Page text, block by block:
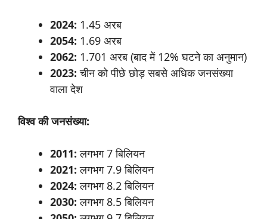
2024: 1.45 अरब
2054: 1.69 अरब
2062: 1.701 अरब (बाद में 12% घटने का अनुमान)
2023: चीन को पीछे छोड़ सबसे अधिक जनसंख्या
वाला देश
विश्वकीजनसंख्या:
2011: लगभग 7 बिलियन
2021: लगभग 7.9 बिलियन
2024: लगभग 8.2 बिलियन
2030: लगभग 8.5 बिलियन